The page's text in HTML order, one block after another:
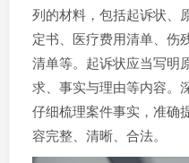
列的材料，包括起诉状、
定书、医疗费用清单、伤
清单等。起诉状应当写明
求、事实与理由等内容。
仔细梳理案件事实，准确
容完整、清晰、合法。